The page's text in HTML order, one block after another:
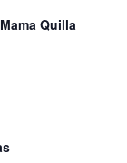
Quilla